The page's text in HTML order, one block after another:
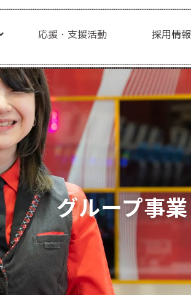
応援・支援活動 採用情報
グループ事業